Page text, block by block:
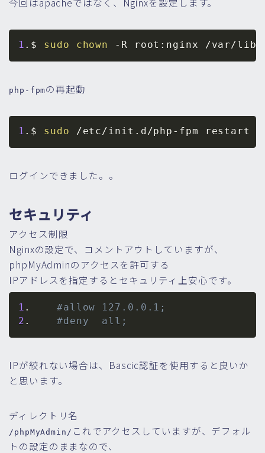
1 .$ sudo chown -R
php-fpmの再起動
1 .$ sudo
ログインできました。。
セキュリティ
アクセス制限
Nginxの設定で、コメントアウトしていますが、
phpMyAdminのアクセスを許可する
IPアドレスを指定するとセキュリティ上安心です。
1 . #allow 127.0.0.1;
2 . #deny  all;
IPが絞れない場合は、Bascic認証を使用すると良いか
と思います。
ディレクトリ名
/phpMyAdmin/ これでアクセスしていますが、デフォル
トの設定のままなので、